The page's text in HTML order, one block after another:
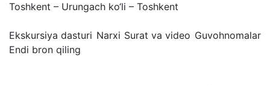
Toshkent – Urungach ko‘li – Toshkent
Ekskursiya dasturi Narxi Surat va video Guvohnomalar
Endi bron qiling